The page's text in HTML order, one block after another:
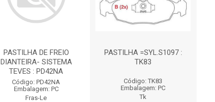
PASTILHA DE FREIO
DIANTEIRA- SISTEMA
TEVES : PD42NA
Código: PD42NA
Embalagem: PC
Fras-Le
PASTILHA =SYL.S1097 :
TK83
Código: TK83
Embalagem: PC
Tk